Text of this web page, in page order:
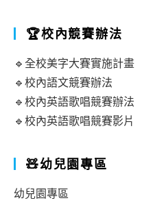
活
動
簡
章
教
育
活
動
計
🏆校內競賽辦法
🔹全校美字大賽實施計畫
🔹校內語文競賽辦法
🔹校內英語歌唱競賽辦法
🔹校內英語歌唱競賽影片
🧸幼兒園專區
幼兒園專區